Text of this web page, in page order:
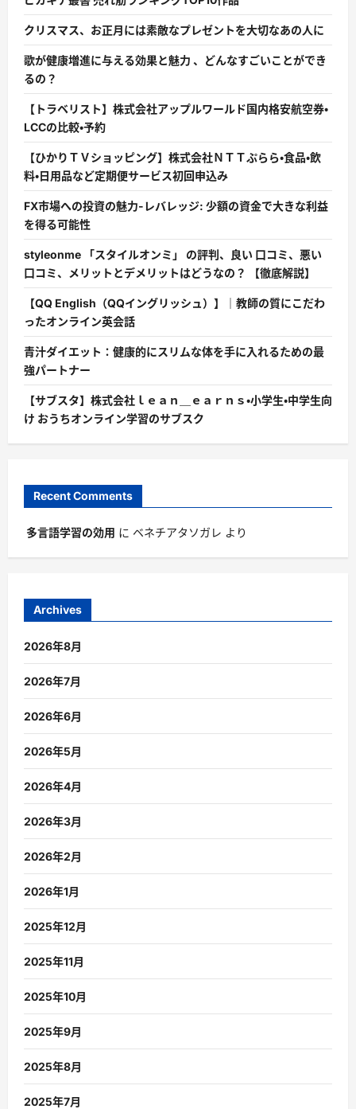
クリスマス、お正月には素敵なプレゼントを大切なあの人に
歌が健康増進に与える効果と魅力 、どんなすごいことができ
るの？
【トラベリスト】株式会社アップルワールド国内格安航空券・
LCCの比較・予約
【ひかりＴＶショッピング】株式会社ＮＴＴぷらら・食品・飲
料・日用品など定期便サービス初回申込み
FX市場への投資の魅力-レバレッジ: 少額の資金で大きな利益
を得る可能性
styleonme 「スタイルオンミ」 の評判、良い 口コミ、悪い
口コミ、メリットとデメリットはどうなの？ 【徹底解説】
【QQ English（QQイングリッシュ）】｜教師の質にこだわ
ったオンライン英会話
青汁ダイエット：健康的にスリムな体を手に入れるための最
強パートナー
【サブスタ】株式会社ｌｅａｎ＿ｅａｒｎｓ・小学生・中学生向
け おうちオンライン学習のサブスク
Recent Comments
多言語学習の効用 に ベネチアタソガレ より
Archives
2026年8月
2026年7月
2026年6月
2026年5月
2026年4月
2026年3月
2026年2月
2026年1月
2025年12月
2025年11月
2025年10月
2025年9月
2025年8月
2025年7月